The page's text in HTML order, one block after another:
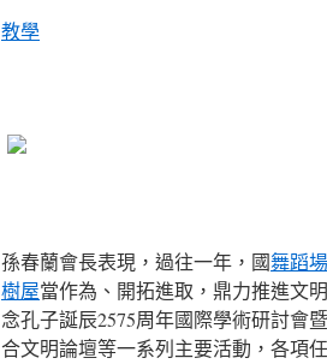
教學
孫春蘭會長表現，過往一年，國舞蹈
樹屋當作為、開拓進取，鼎力推進文
念孔子誕辰2575周年國際學術研討會
合文明論壇等一系列主要活動，各項